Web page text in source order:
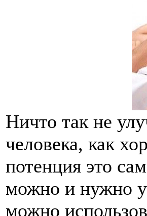
Ничто так не
человека, как
потенция это
можно и нужно
можно